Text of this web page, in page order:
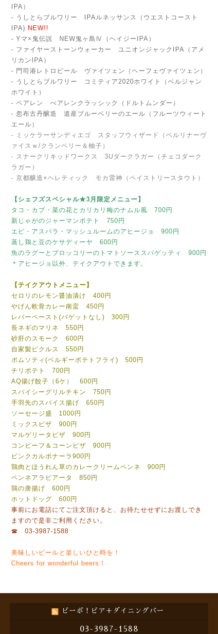
IPA）
- うしとらブルワリー IPAルネッサンス（ウエストコースト
IPA) NEW!!
- Yマ×鬼伝説 NEW鬼ヶ島Ⅳ（ヘイジーIPA）
- ファイヤーストーンウォーカー ユニオンジャックIPA（アメ
リカンIPA）
- 門司港レトロビール ヴァイツェン（ヘーフェヴァイツェン）
- うしとらブルワリー コミティア2020ホワイト（ベルジャン
ホワイト）
- ベアレン べアレンクラッシック（ドルトムンダー）
- 忽布古丹醸造 道産ブルーベリーのエール（フルーツウィート
エール）
- ミッケラーサンディエゴ スタッフウィザード（ベルリナーヴ
ァイスｗ/クランベリー＆柚子）
- スナークリキッドワークス 3Uダークラガー（チェコダーク
ラガー）
- 京都醸造×ヘレティック モカ雷神（ペイストリースタウト）
【シェフズスペシャル★3月限定メニュー】
タコ・カブ・菜の花とカリカリ梅のナムル風 700円
新じゃがのジャーマンポテト 750円
エビ・アスパラ・マッシュルームのアヒージョ 900円
蒸し鶏と豆のケサディーヤ 600円
魚のラグーとブロッコリーのトマトソーススパゲッティ 900円
＊アヒージョ以外、テイクアウトできます。
【テイクアウトメニュー】
セロリのレモン醤油漬け 400円
やげん軟骨カレー南蛮 450円
レバーペースト(バゲットなし) 300円
長ネギのマリネ 550円
砂肝のスモーク 600円
自家製ピクルス 550円
ポムソティ(ベルギーポテトフライ) 500円
チリポテト 700円
AQ揚げ餃子（6ケ） 600円
スパイシーグリルチキン 750円
手羽先のスパイス揚げ 650円
ソーセージ盛 1000円
ミックスピザ 900円
マルゲリータピザ 900円
コンビーフ＆コーンピザ 900円
ピンクカルボナーラ900円
鶏肉とほうれん草のカレークリームペンネ 900円
ペンネアラビアータ 850円
鶏の唐揚げ 600円
ホットドッグ 600円
事前にお電話にてご注文頂けると、お待たせせずにお渡しでき
ますので是非ご利用ください。
☎ 03-3987-1588
美味しいビールと楽しいひと時を！
Cheers for wonderful beers！
ビーボ！ビア＋ダイニングバー
03-3987-1588